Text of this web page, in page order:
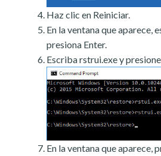
Haz clic en Reiniciar.
En la ventana que aparece,
presiona Enter.
Escriba rstrui.exe y
En la ventana que aparece,